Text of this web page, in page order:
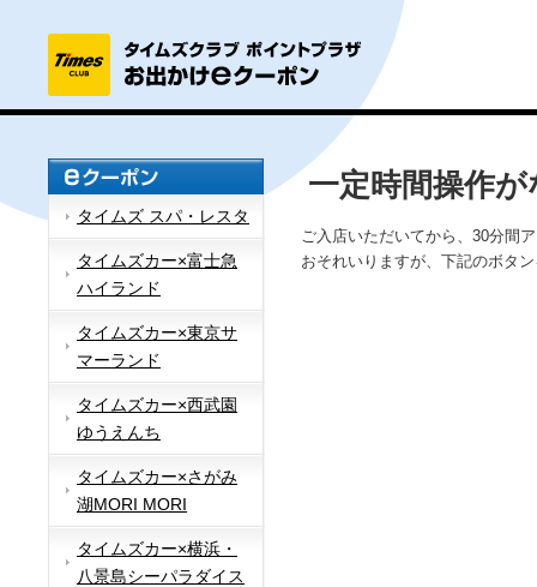
タイムズ スパ・レスタ
タイムズカー×富士急
ハイランド
タイムズカー×東京サ
マーランド
タイムズカー×西武園
ゆうえんち
タイムズカー×さがみ
湖MORI MORI
タイムズカー×横浜・
八景島シーパラダイス
一定時間操作
ご入店いただいてから、30分間
おそれいりますが、下記のボタ